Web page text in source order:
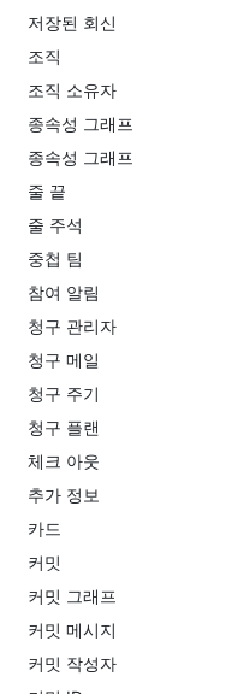
저장된 회신
조직
조직 소유자
종속성 그래프
종속성 그래프
줄 끝
줄 주석
중첩 팀
참여 알림
청구 관리자
청구 메일
청구 주기
청구 플랜
체크 아웃
추가 정보
카드
커밋
커밋 그래프
커밋 메시지
커밋 작성자